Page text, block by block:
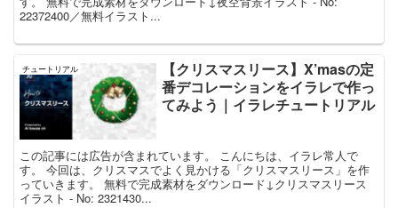
22372400／無料イラスト...
チュートリアル
【クリスマスリース】X’masの定
番デコレーションをイラレで作っ
てみよう｜イラレチュートリアル
この記事には広告が含まれています。 こんにちは、イラレ常人で
す。 今回は、クリスマスでよく見かける「クリスマスリース」を作
っていきます。 無料で完成素材をダウンロード↓クリスマスリース
イラスト - No: 2321430...